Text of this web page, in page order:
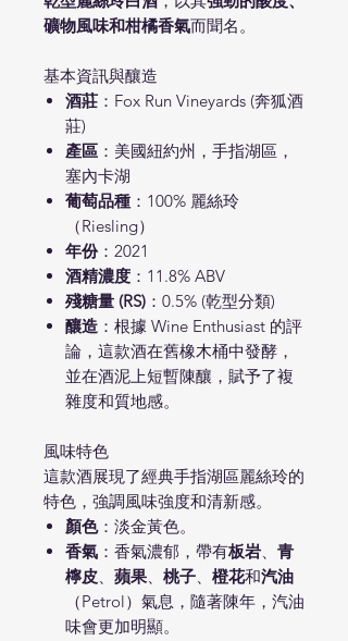
礦物風味和柑橘香氣而聞名。
基本資訊與釀造
酒莊 ：Fox Run Vineyards (奔狐酒
莊)
產區 ：美國紐約州，手指湖區，
塞內卡湖
葡萄品種 ：100% 麗絲玲
（Riesling）
年份：2021
酒精濃度 ：11.8% ABV
殘糖量 (RS) ：0.5% (乾型分類)
釀造 ：根據 Wine Enthusiast 的評
論，這款酒在舊橡木桶中發酵，
並在酒泥上短暫陳釀，賦予了複
雜度和質地感。
風味特色
這款酒展現了經典手指湖區麗絲玲的
特色，強調風味強度和清新感。
顏色：淡金黃色。
香氣 ：香氣濃郁，帶有板岩、 青
檸皮、 蘋果、 桃子、 橙花和汽油
（Petrol）氣息，隨著陳年，汽油
味會更加明顯。